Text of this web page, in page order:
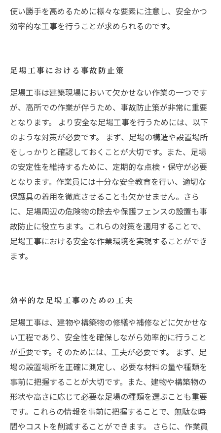
使い勝手を高めるために様々な要素に注意し、安全かつ
効率的な工事を行うことが求められるのです。
足場工事における事故防止策
足場工事は建築現場において欠かせない作業の一つです
が、高所での作業が伴うため、事故防止策が非常に重要
となります。 より安全な足場工事を行うためには、以下
のような対策が必要です。 まず、足場の構造や設置場所
をしっかりと確認しておくことが大切です。また、足場
の安定性を維持するために、定期的な点検・保守が必要
となります。作業員には十分な安全教育を行い、適切な
保護具の着用を徹底させることも欠かせません。さら
に、足場周辺の危険物の除去や保護フェンスの設置も事
故防止に役立ちます。これらの対策を適用することで、
足場工事における安全な作業環境を実現することができ
ます。
効率的な足場工事のための工夫
足場工事は、建物や構築物の修繕や補修などに欠かせな
い工程であり、安全性を確保しながら効率的に行うこと
が重要です。そのためには、工夫が必要です。 まず、足
場の設置場所を正確に測定し、必要な材料の量や種類を
事前に把握することが大切です。また、建物や構築物の
形状や高さに応じて必要な足場の種類を選ぶことも重要
です。これらの情報を事前に把握することで、無駄な時
間やコストを削減することができます。 さらに、作業員